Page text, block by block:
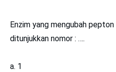
Enzim yang mengubah
ditunjukkan nomor : ….
1